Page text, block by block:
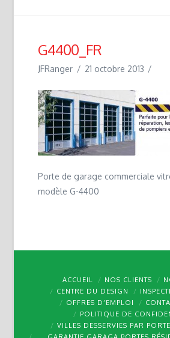
G4400_FR
JFRanger 21 octobre 2013
Porte de garage commerciale
modèle G-4400
ACCUEIL NOS CLIENTS
CENTRE DU DESIGN
OFFRES D’EMPLOI
POLITIQUE DE
VILLES DESSERVIES PAR